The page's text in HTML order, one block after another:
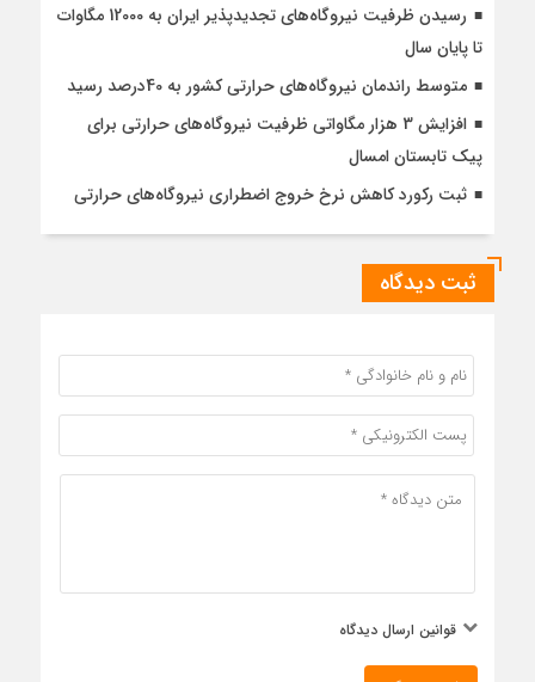
رسیدن ظرفیت نیروگاه‌های تجدیدپذیر ایران به 12000 مگاوات
تا پایان سال
متوسط راندمان نیروگاه‌های حرارتی کشور به 40درصد رسید
افزایش 3 هزار مگاواتی ظرفیت نیروگاه‌های حرارتی برای
پیک تابستان امسال
ثبت رکورد کاهش نرخ خروج اضطراری نیروگاه‌های حرارتی
ثبت دیدگاه
قوانین ارسال دیدگاه